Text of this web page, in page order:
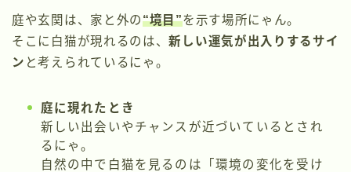
庭や玄関は、家と外の“境目”を示す場所にゃん。
そこに白猫が現れるのは、新しい運気が出入りするサイ
ン と考えられているにゃ。
庭に現れたとき
新しい出会いやチャンスが近づいているとされ
るにゃ。
自然の中で白猫を見るのは「環境の変化を受け